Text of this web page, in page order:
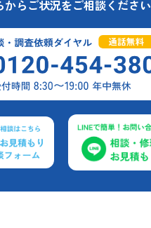
からご状況をご相談ください